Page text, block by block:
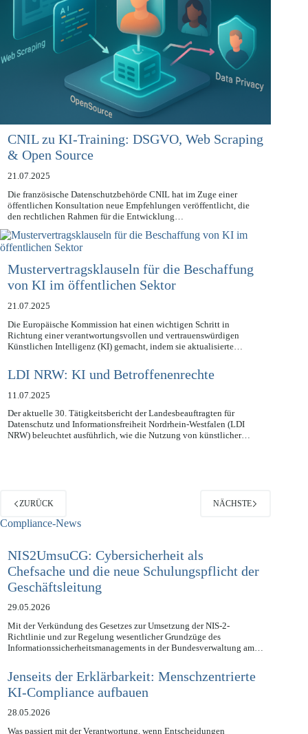
CNIL zu KI-Training: DSGVO, Web Scraping
& Open Source
21.07.2025
Die französische Datenschutzbehörde CNIL hat im Zuge einer
öffentlichen Konsultation neue Empfehlungen veröffentlicht, die
den rechtlichen Rahmen für die Entwicklung…
Mustervertragsklauseln für die Beschaffung
von KI im öffentlichen Sektor
21.07.2025
Die Europäische Kommission hat einen wichtigen Schritt in
Richtung einer verantwortungsvollen und vertrauenswürdigen
LDI NRW: KI und Betroffenenrechte
11.07.2025
Der aktuelle 30. Tätigkeitsbericht der Landesbeauftragten für
Datenschutz und Informationsfreiheit Nordrhein-Westfalen (LDI
ZURÜCK
NIS2UmsuCG: Cybersicherheit als
Chefsache und die neue Schulungspflicht der
Geschäftsleitung
29.05.2026
Mit der Verkündung des Gesetzes zur Umsetzung der NIS-2-
Richtlinie und zur Regelung wesentlicher Grundzüge des
Jenseits der Erklärbarkeit: Menschzentrierte
KI-Compliance aufbauen
28.05.2026